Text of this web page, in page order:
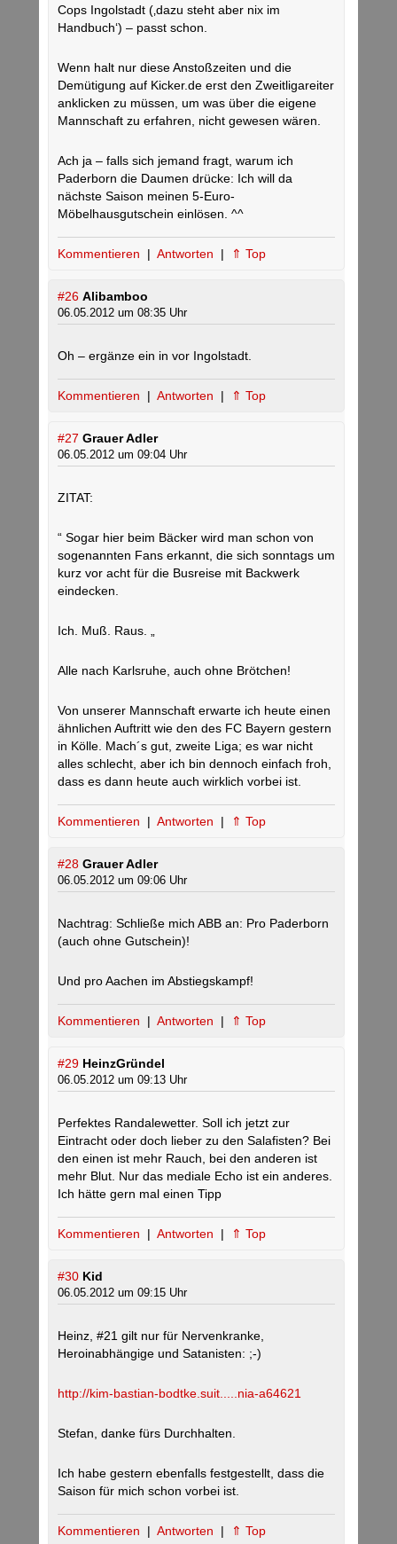
Cops Ingolstadt (‚dazu steht aber nix im
Handbuch‘) – passt schon.
Wenn halt nur diese Anstoßzeiten und die
Demütigung auf Kicker.de erst den Zweitligareiter
anklicken zu müssen, um was über die eigene
Mannschaft zu erfahren, nicht gewesen wären.
Ach ja – falls sich jemand fragt, warum ich
Paderborn die Daumen drücke: Ich will da
nächste Saison meinen 5-Euro-
Möbelhausgutschein einlösen. ^^
Kommentieren | Antworten | ⇑ Top
#26 Alibamboo
06.05.2012 um 08:35 Uhr
Oh – ergänze ein in vor Ingolstadt.
Kommentieren | Antworten | ⇑ Top
#27 Grauer Adler
06.05.2012 um 09:04 Uhr
ZITAT:
“ Sogar hier beim Bäcker wird man schon von
sogenannten Fans erkannt, die sich sonntags um
kurz vor acht für die Busreise mit Backwerk
eindecken.
Ich. Muß. Raus. „
Alle nach Karlsruhe, auch ohne Brötchen!
Von unserer Mannschaft erwarte ich heute einen
ähnlichen Auftritt wie den des FC Bayern gestern
in Kölle. Mach´s gut, zweite Liga; es war nicht
alles schlecht, aber ich bin dennoch einfach froh,
dass es dann heute auch wirklich vorbei ist.
Kommentieren | Antworten | ⇑ Top
#28 Grauer Adler
06.05.2012 um 09:06 Uhr
Nachtrag: Schließe mich ABB an: Pro Paderborn
(auch ohne Gutschein)!
Und pro Aachen im Abstiegskampf!
Kommentieren | Antworten | ⇑ Top
#29 HeinzGründel
06.05.2012 um 09:13 Uhr
Perfektes Randalewetter. Soll ich jetzt zur
Eintracht oder doch lieber zu den Salafisten? Bei
den einen ist mehr Rauch, bei den anderen ist
mehr Blut. Nur das mediale Echo ist ein anderes.
Ich hätte gern mal einen Tipp
Kommentieren | Antworten | ⇑ Top
#30 Kid
06.05.2012 um 09:15 Uhr
Heinz, #21 gilt nur für Nervenkranke,
Heroinabhängige und Satanisten: ;-)
http://kim-bastian-bodtke.suit.....nia-a64621
Stefan, danke fürs Durchhalten.
Ich habe gestern ebenfalls festgestellt, dass die
Saison für mich schon vorbei ist.
Kommentieren | Antworten | ⇑ Top